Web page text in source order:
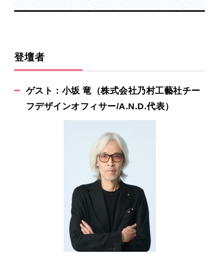
登壇者
ゲスト：小坂 竜（株式会社乃村工藝社チー
フデザインオフィサー/A.N.D.代表）